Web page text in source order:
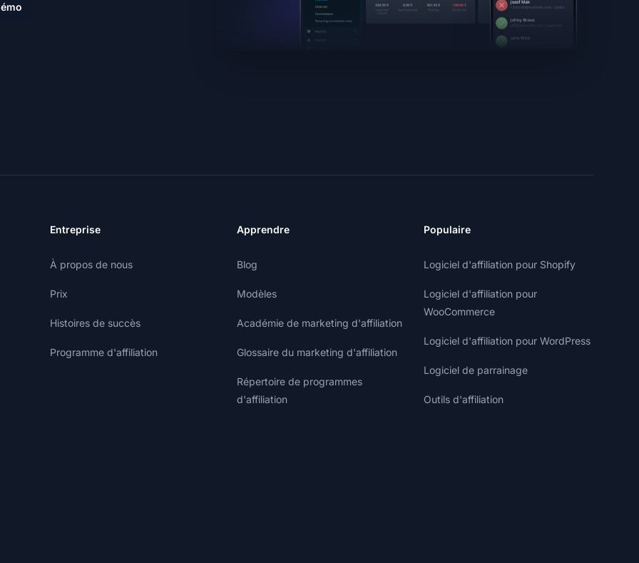
Entreprise
À propos de nous
Prix
Histoires de succès
Programme d'affiliation
Apprendre
Blog
Modèles
Académie de marketing d'affiliation
Glossaire du marketing d'affiliation
Répertoire de programmes
d'affiliation
Populaire
Logiciel d'affiliation pour Shopify
Logiciel d'affiliation pour
WooCommerce
Logiciel d'affiliation pour WordPress
Logiciel de parrainage
Outils d'affiliation